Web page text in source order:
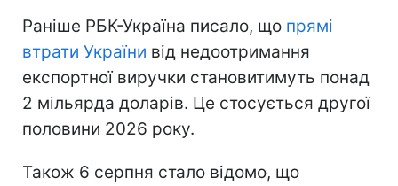
Раніше РБК-Україна писало, що прямі
втрати України від недоотримання
експортної виручки становитимуть понад
2 мільярда доларів. Це стосується другої
половини 2026 року.
Також 6 серпня стало відомо, що